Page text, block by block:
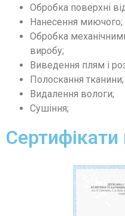
Обробка поверхні
Нанесення миючого;
Обробка
виробу;
Виведення плям і
Полоскання тканини;
Видалення вологи;
Сушіння;
Сертифікати